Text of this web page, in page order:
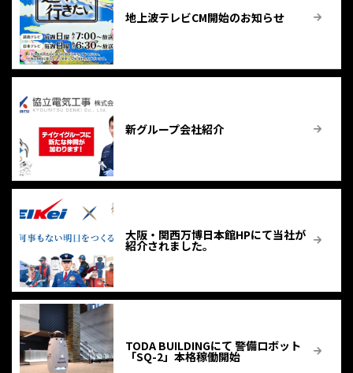
地上波テレビCM開始のお知らせ
新グループ会社紹介
大阪・関西万博日本館HPにて当社が
紹介されました。
TODA BUILDINGにて 警備ロボット
「SQ-2」本格稼働開始